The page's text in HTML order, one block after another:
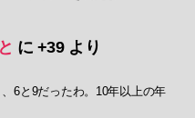
に +39より
6と9だったわ。10年以上の年